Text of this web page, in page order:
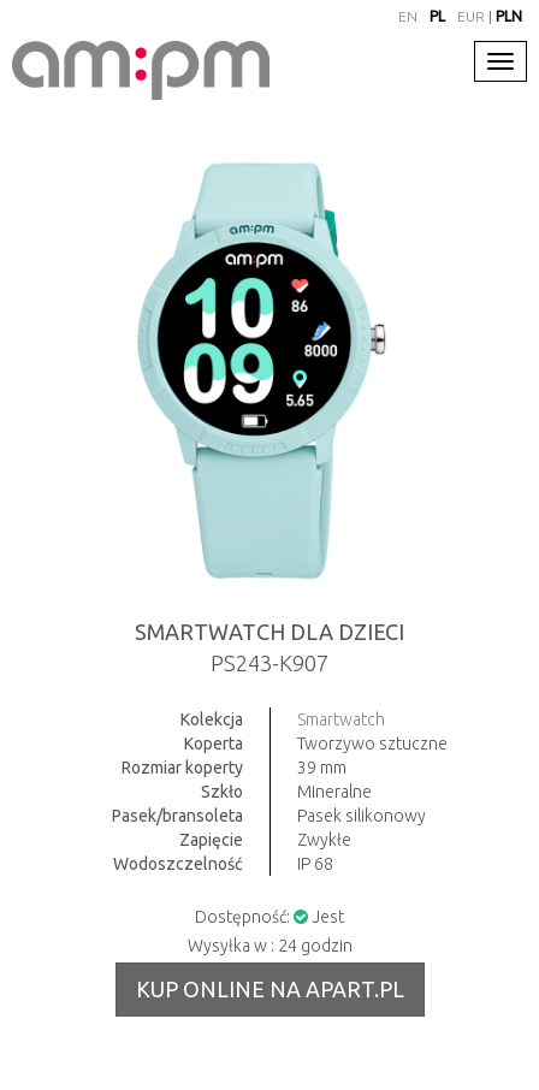
EN PL EUR |PLN
SMARTWATCH DLA DZIECI
PS243-K907
Kolekcja
Smartwatch
Koperta
Tworzywo sztuczne
Rozmiar koperty
39 mm
Szkło
Mineralne
Pasek/bransoleta
Pasek silikonowy
Zapięcie
Zwykłe
Wodoszczelność
IP 68
Dostępność:
Jest
Wysyłka w : 24 godzin
KUP ONLINE NA APART.PL